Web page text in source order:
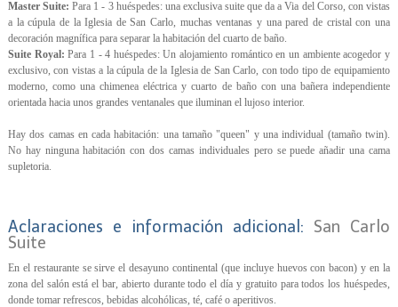
Master Suite:Para 1 - 3 huéspedes: una exclusiva suite que da a Via del Corso, con vistas
a la cúpula de la Iglesia de San Carlo, muchas ventanas y una pared de cristal con una
decoración magnífica para separar la habitación del cuarto de baño.
Suite Royal:Para 1 - 4 huéspedes: Un alojamiento romántico en un ambiente acogedor y
exclusivo, con vistas a la cúpula de la Iglesia de San Carlo, con todo tipo de equipamiento
moderno, como una chimenea eléctrica y cuarto de baño con una bañera independiente
orientada hacia unos grandes ventanales que iluminan el lujoso interior.
Hay dos camas en cada habitación: una tamaño "queen" y una individual (tamaño twin).
No hay ninguna habitación con dos camas individuales pero se puede añadir una cama
supletoria.
Aclaraciones e información adicional: San Carlo
Suite
En el restaurante se sirve el desayuno continental (que incluye huevos con bacon) y en la
zona del salón está el bar, abierto durante todo el día y gratuito para todos los huéspedes,
donde tomar refrescos, bebidas alcohólicas, té, café o aperitivos.